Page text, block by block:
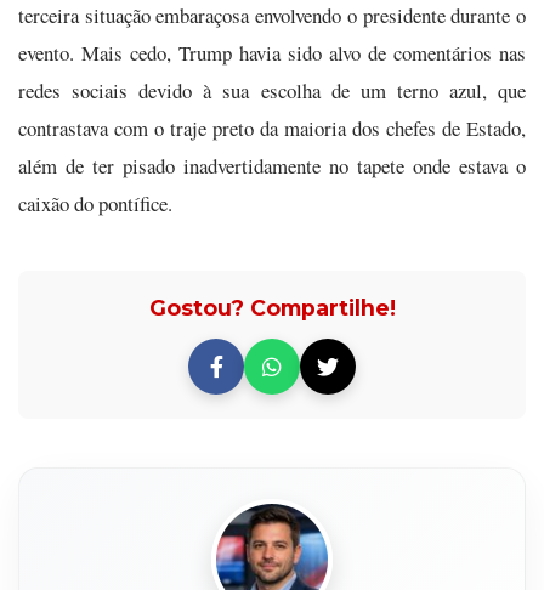
terceira situação embaraçosa envolvendo o presidente durante o
evento. Mais cedo, Trump havia sido alvo de comentários nas
redes sociais devido à sua escolha de um terno azul, que
contrastava com o traje preto da maioria dos chefes de Estado,
além de ter pisado inadvertidamente no tapete onde estava o
caixão do pontífice.
Gostou? Compartilhe!